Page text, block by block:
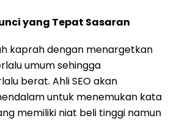
yang Tepat Sasaran
kaprah dengan menargetkan
umum sehingga
berat. Ahli SEO akan
untuk menemukan kata
memiliki niat beli tinggi namun